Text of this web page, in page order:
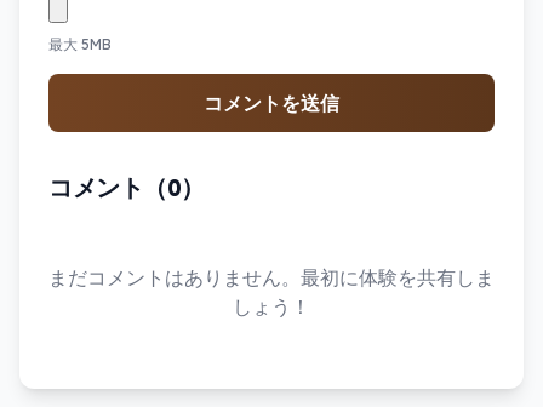
最大 5MB
コメントを送信
コメント（0）
まだコメントはありません。最初に体験を共有しま
しょう！